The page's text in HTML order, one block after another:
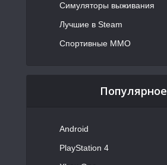
Симуляторы выживания
Лучшие в Steam
Спортивные MMO
Популярное
Android
PlayStation 4